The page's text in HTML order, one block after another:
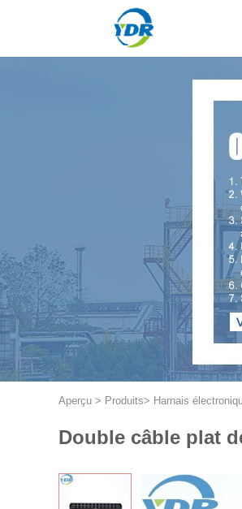
Aperçu > Produits> Harnais
Double câble plat